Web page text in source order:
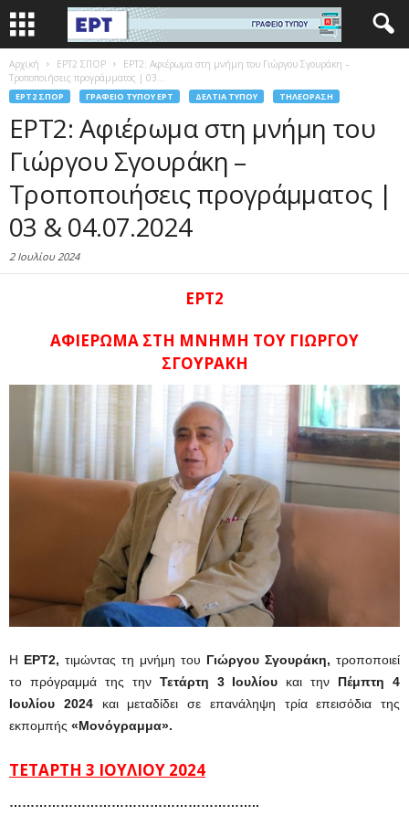
Αρχική EΡΤ2 ΣΠΟΡ
ΕΡΤ2: Αφιέρωμα στη μνήμη του Γιώργου Σγουράκη –
Τροποποιήσεις προγράμματος | 03...
EΡΤ2 ΣΠΟΡ ΓΡΑΦΕΊΟ ΤΎΠΟΥ ΕΡΤ ΔΕΛΤΊΑ ΤΎΠΟΥ ΤΗΛΕΌΡΑΣΗ
ΕΡΤ2: Αφιέρωμα στη μνήμη του
Γιώργου Σγουράκη –
Τροποποιήσεις προγράμματος |
03 & 04.07.2024
2 Ιουλίου 2024
ΕΡΤ2
ΑΦΙΕΡΩΜΑ ΣΤΗ ΜΝΗΜΗ ΤΟΥ ΓΙΩΡΓΟΥ
ΣΓΟΥΡΑΚΗ
Η ΕΡΤ2, τιμώντας τη μνήμη του Γιώργου Σγουράκη, τροποποιεί
το πρόγραμμά της την Τετάρτη 3 Ιουλίου και την Πέμπτη 4
Ιουλίου 2024και μεταδίδει σε επανάληψη τρία επεισόδια της
εκπομπής «Μονόγραμμα».
ΤΕΤΑΡΤΗ 3 ΙΟΥΛΙΟΥ 2024
…………………………………………………..